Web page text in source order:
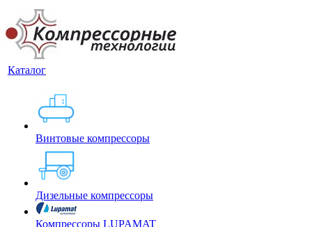
Каталог
Винтовые компрессоры
Дизельные компрессоры
Компрессоры LUPAMAT